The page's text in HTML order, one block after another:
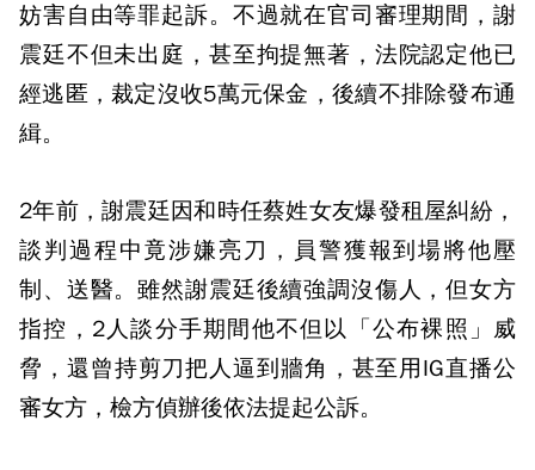
妨害自由等罪起訴。不過就在官司審理期間，謝
震廷不但未出庭，甚至拘提無著，法院認定他已
經逃匿，裁定沒收5萬元保金，後續不排除發布通
緝。
2年前，謝震廷因和時任蔡姓女友爆發租屋糾紛，
談判過程中竟涉嫌亮刀，員警獲報到場將他壓
制、送醫。雖然謝震廷後續強調沒傷人，但女方
指控，2人談分手期間他不但以「公布裸照」威
脅，還曾持剪刀把人逼到牆角，甚至用IG直播公
審女方，檢方偵辦後依法提起公訴。